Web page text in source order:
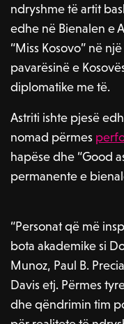
ndryshme të artit
edhe në Bienalen e
“Miss Kosovo” në
pavarësinë e
diplomatike me të.
Astriti ishte pjesë
nomad përmes
hapëse dhe “Good
permanente e
“Personat që më
bota akademike si
Munoz, Paul B.
Davis etj. Përmes
dhe qëndrimin tim